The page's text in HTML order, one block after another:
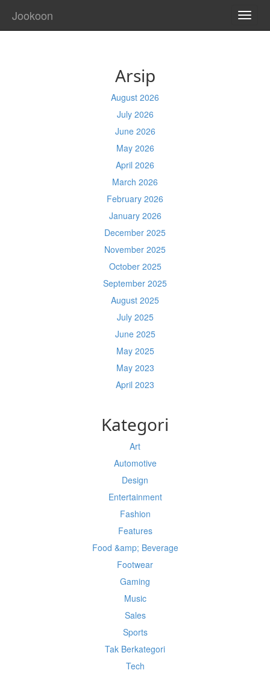
Jookoon
Arsip
August 2026
July 2026
June 2026
May 2026
April 2026
March 2026
February 2026
January 2026
December 2025
November 2025
October 2025
September 2025
August 2025
July 2025
June 2025
May 2025
May 2023
April 2023
Kategori
Art
Automotive
Design
Entertainment
Fashion
Features
Food &amp; Beverage
Footwear
Gaming
Music
Sales
Sports
Tak Berkategori
Tech